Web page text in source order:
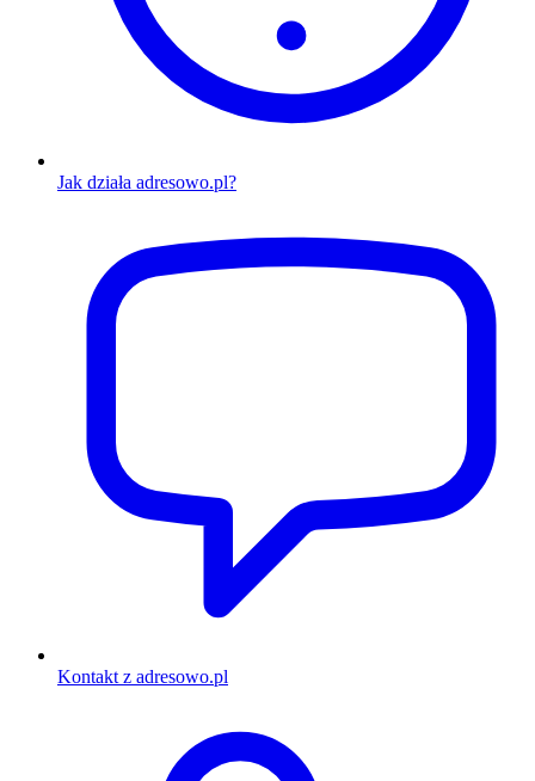
Jak działa adresowo.pl?
Kontakt z adresowo.pl